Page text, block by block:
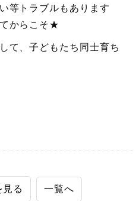
等トラブルもあります
からこそ★
て、子どもたち同士育ち
る 一覧へ